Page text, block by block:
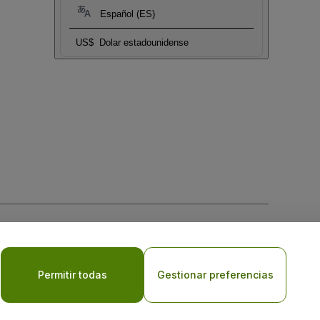
Español (ES)
US$ Dolar estadounidense
laPolítica de Privacidad para Móviles
Permitir todas Gestionar preferencias